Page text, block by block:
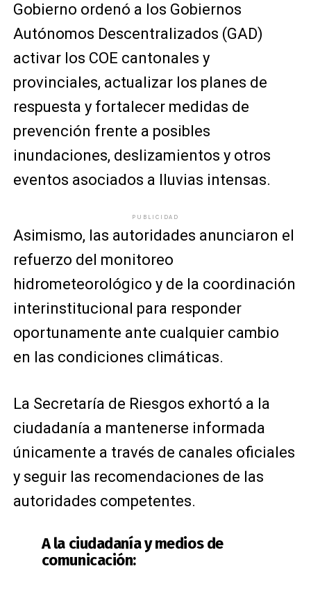
Gobierno ordenó a los Gobiernos
Autónomos Descentralizados (GAD)
activar los COE cantonales y
provinciales, actualizar los planes de
respuesta y fortalecer medidas de
prevención frente a posibles
inundaciones, deslizamientos y otros
eventos asociados a lluvias intensas.
PUBLICIDAD
Asimismo, las autoridades anunciaron el
refuerzo del monitoreo
hidrometeorológico y de la coordinación
interinstitucional para responder
oportunamente ante cualquier cambio
en las condiciones climáticas.
La Secretaría de Riesgos exhortó a la
ciudadanía a mantenerse informada
únicamente a través de canales oficiales
y seguir las recomendaciones de las
autoridades competentes.
A la ciudadanía y medios de
comunicación: